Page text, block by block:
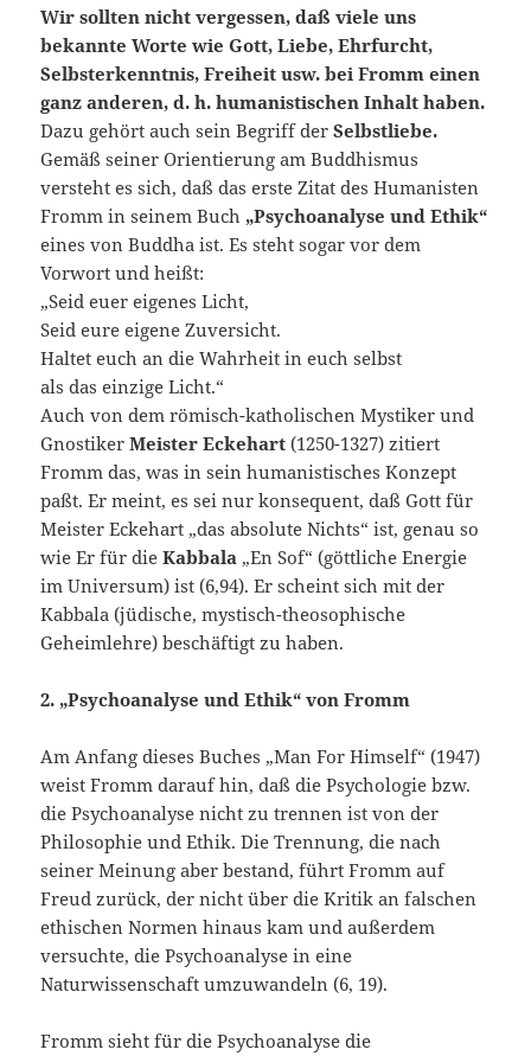
Wir sollten nicht vergessen, daß viele uns
bekannte Worte wie Gott, Liebe, Ehrfurcht,
Selbsterkenntnis, Freiheit usw. bei Fromm einen
ganz anderen, d. h. humanistischen Inhalt haben.
Dazu gehört auch sein Begriff derSelbstliebe.
Gemäß seiner Orientierung am Buddhismus
versteht es sich, daß das erste Zitat des Humanisten
Fromm in seinem Buch „Psychoanalyse und Ethik“
eines von Buddha ist. Es steht sogar vor dem
Vorwort und heißt:
„Seid euer eigenes Licht,
Seid eure eigene Zuversicht.
Haltet euch an die Wahrheit in euch selbst
als das einzige Licht.“
Auch von dem römisch-katholischen Mystiker und
GnostikerMeister Eckehart (1250-1327) zitiert
Fromm das, was in sein humanistisches Konzept
paßt. Er meint, es sei nur konsequent, daß Gott für
Meister Eckehart „das absolute Nichts“ ist, genau so
wie Er für dieKabbala „En Sof“ (göttliche Energie
im Universum) ist (6,94). Er scheint sich mit der
Kabbala (jüdische, mystisch-theosophische
Geheimlehre) beschäftigt zu haben.
2. „Psychoanalyse und Ethik“ von Fromm
Am Anfang dieses Buches „Man For Himself“ (1947)
weist Fromm darauf hin, daß die Psychologie bzw.
die Psychoanalyse nicht zu trennen ist von der
Philosophie und Ethik. Die Trennung, die nach
seiner Meinung aber bestand, führt Fromm auf
Freud zurück, der nicht über die Kritik an falschen
ethischen Normen hinaus kam und außerdem
versuchte, die Psychoanalyse in eine
Naturwissenschaft umzuwandeln (6, 19).
Fromm sieht für die Psychoanalyse die